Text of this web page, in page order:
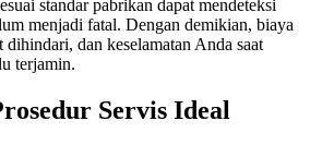
standar pabrikan dapat mendeteksi
menjadi fatal. Dengan demikian, biaya
dihindari, dan keselamatan Anda saat
terjamin.
Servis Ideal